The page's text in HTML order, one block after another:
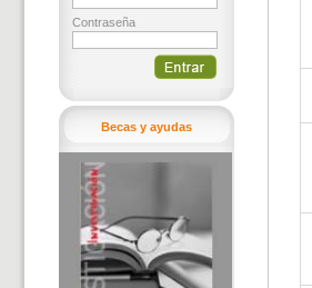
Contraseña
Becas y ayudas